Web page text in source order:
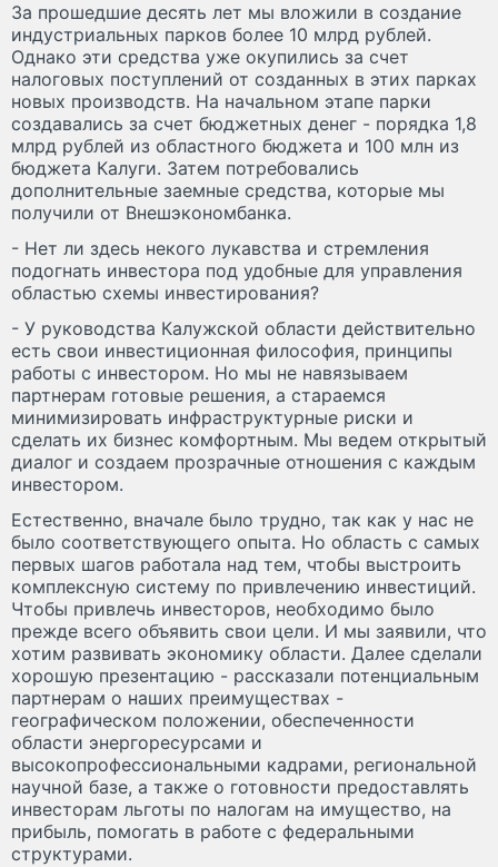
За прошедшие десять лет мы вложили в создание
индустриальных парков более 10 млрд рублей.
Однако эти средства уже окупились за счет
налоговых поступлений от созданных в этих парках
новых производств. На начальном этапе парки
создавались за счет бюджетных денег - порядка 1,8
млрд рублей из областного бюджета и 100 млн из
бюджета Калуги. Затем потребовались
дополнительные заемные средства, которые мы
получили от Внешэкономбанка.
- Нет ли здесь некого лукавства и стремления
подогнать инвестора под удобные для управления
областью схемы инвестирования?
- У руководства Калужской области действительно
есть свои инвестиционная философия, принципы
работы с инвестором. Но мы не навязываем
партнерам готовые решения, а стараемся
минимизировать инфраструктурные риски и
сделать их бизнес комфортным. Мы ведем открытый
диалог и создаем прозрачные отношения с каждым
инвестором.
Естественно, вначале было трудно, так как у нас не
было соответствующего опыта. Но область с самых
первых шагов работала над тем, чтобы выстроить
комплексную систему по привлечению инвестиций.
Чтобы привлечь инвесторов, необходимо было
прежде всего объявить свои цели. И мы заявили, что
хотим развивать экономику области. Далее сделали
хорошую презентацию - рассказали потенциальным
партнерам о наших преимуществах -
географическом положении, обеспеченности
области энергоресурсами и
высокопрофессиональными кадрами, региональной
научной базе, а также о готовности предоставлять
инвесторам льготы по налогам на имущество, на
прибыль, помогать в работе с федеральными
структурами.